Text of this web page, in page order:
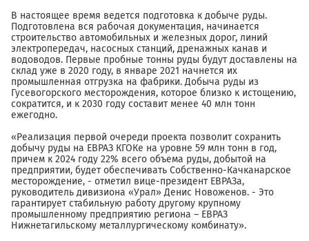
В настоящее время ведется подготовка к добыче руды.
Подготовлена вся рабочая документация, начинается
строительство автомобильных и железных дорог, линий
электропередач, насосных станций, дренажных канав и
водоводов. Первые пробные тонны руды будут доставлены на
склад уже в 2020 году, в январе 2021 начнется их
промышленная отгрузка на фабрики. Добыча руды из
Гусевогорского месторождения, которое близко к истощению,
сократится, и к 2030 году составит менее 40 млн тонн
ежегодно.
«Реализация первой очереди проекта позволит сохранить
добычу руды на ЕВРАЗ КГОКе на уровне 59 млн тонн в год,
причем к 2024 году 22% всего объема руды, добытой на
предприятии, будет обеспечивать Собственно-Качканарское
месторождение, - отметил вице-президент ЕВРАЗа,
руководитель дивизиона «Урал» Денис Новоженов. - Это
гарантирует стабильную работу другому крупному
промышленному предприятию региона – ЕВРАЗ
Нижнетагильскому металлургическому комбинату».